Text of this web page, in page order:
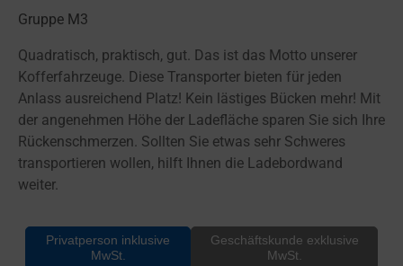
Gruppe M3
Quadratisch, praktisch, gut. Das ist das Motto unserer
Kofferfahrzeuge. Diese Transporter bieten für jeden
Anlass ausreichend Platz! Kein lästiges Bücken mehr! Mit
der angenehmen Höhe der Ladefläche sparen Sie sich Ihre
Rückenschmerzen. Sollten Sie etwas sehr Schweres
transportieren wollen, hilft Ihnen die Ladebordwand
weiter.
Privatperson inklusive
MwSt.
Geschäftskunde exklusive
MwSt.